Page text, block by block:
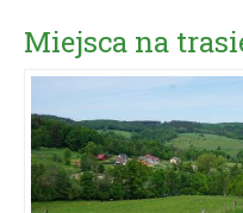
Miejsca na